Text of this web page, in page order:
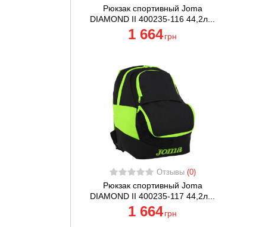
Рюкзак спортивный Joma
DIAMOND II 400235-116 44,2л...
1 664 грн
Отзывы (0)
Рюкзак спортивный Joma
DIAMOND II 400235-117 44,2л...
1 664 грн